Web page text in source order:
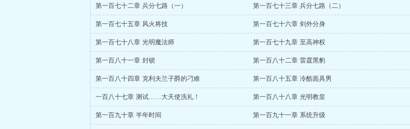
第一百七十二章 兵分七路（一） 第一百七十三章 兵分七路（二）
第一百七十五章 风火将技 第一百七十六章 剑外分身
第一百七十八章 光明魔法师 第一百七十九章 至高神权
第一百八十一章 封锁 第一百八十二章 雷霆黑豹
第一百八十四章 克利夫兰子爵的刁难 第一百八十五章 冷酷面具男
一百八十七章 测试……大天使洗礼！ 第一百八十八章 光明教皇
第一百九十章 半年时间 第一百九十一章 系统升级